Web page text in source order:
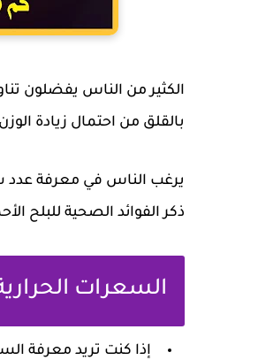
الكثير من الناس يفضلون
بالقلق من احتمال زيادة
يرغب الناس في معرفة عدد
ذكر الفوائد الصحية للبلح
السعرات
إذا كنت تريد معرفة